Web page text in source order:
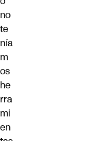
no
te
nía
m
os
he
rra
mi
en